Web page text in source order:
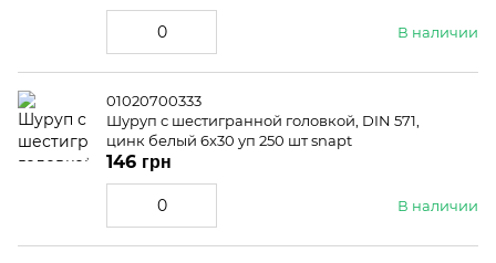
В наличии
01020700333
Шуруп с шестигранной головкой, DIN 571,
цинк белый 6x30 уп 250 шт snapt
В наличии
146 грн